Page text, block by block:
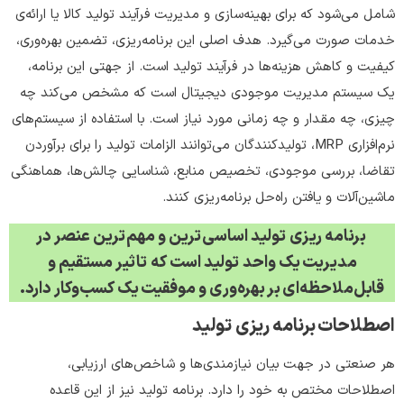
شامل می‌شود که برای بهینه‌سازی و مدیریت فرآیند تولید کالا یا ارائه‌ی
خدمات صورت می‌گیرد. هدف اصلی این برنامه‌ریزی، تضمین بهره‌وری،
کیفیت و کاهش هزینه‌ها در فرآیند تولید است. از جهتی این برنامه،
یک سیستم مدیریت موجودی دیجیتال است که مشخص می‌کند چه
چیزی، چه مقدار و چه زمانی مورد نیاز است. با استفاده از سیستم‌های
نرم‌افزاری MRP، تولیدکنندگان می‌توانند الزامات تولید را برای برآوردن
تقاضا، بررسی موجودی، تخصیص منابع، شناسایی چالش‌ها، هماهنگی
ماشین‌آلات و یافتن راه‌حل برنامه‌ریزی کنند.‌
برنامه ریزی تولیداساسی‌ترین و مهم‌ترین عنصر در
مدیریت یک واحد تولید است که تاثیر مستقیم و
قابل‌ملاحظه‌ای بر بهره‌وری و موفقیت یک کسب‌وکار دارد.
اصطلاحات برنامه ریزی تولید
هر صنعتی در جهت بیان نیازمندی‌ها و شاخص‌های ارزیابی،
اصطلاحات مختص به خود را دارد. برنامه تولید نیز از این قاعده